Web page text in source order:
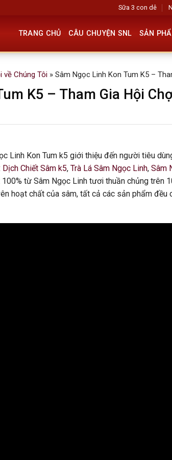
Sữa 3 con dê
TRANG CHỦ CÂU CHUYỆN SNL SẢN
về Chúng Tôi » Sâm Ngọc Linh Kon Tum K5 –
K5 – Tham Gia Hội
Linh Kon Tum k5 giới thiệu đến người tiêu
Dịch Chiết Sâm k5, Trà Lá Sâm Ngọc Linh, Sâm
từ Sâm Ngọc Linh tươi thuần chủng trên
hoạt chất của sâm, tất cả các sản phẩm đều